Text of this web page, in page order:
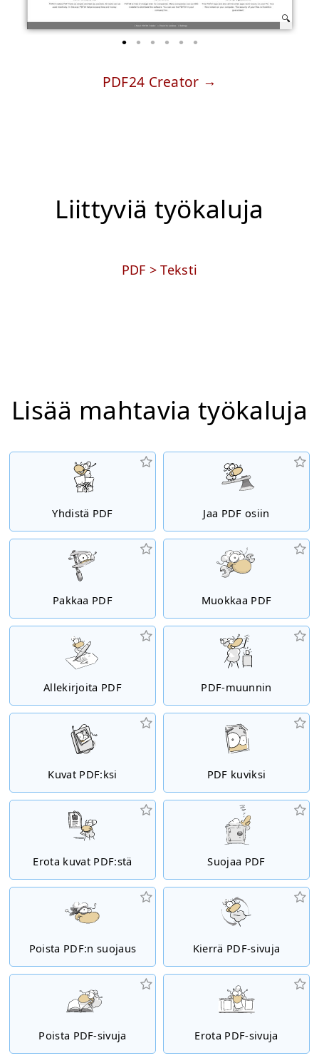
PDF24 Creator
Liittyviä työkaluja
PDF > Teksti
Lisää mahtavia työkaluja
Yhdistä PDF Jaa PDF osiin
Pakkaa PDF Muokkaa PDF
Allekirjoita PDF PDF-muunnin
Kuvat PDF:ksi PDF kuviksi
Erota kuvat PDF:stä Suojaa PDF
Poista PDF:n suojaus Kierrä PDF-sivuja
Poista PDF-sivuja Erota PDF-sivuja